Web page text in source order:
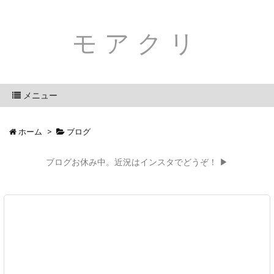
モアクリ
メニュー
ホーム > ブログ
ブログお休み中。近況はインスタでどうぞ！ ▶